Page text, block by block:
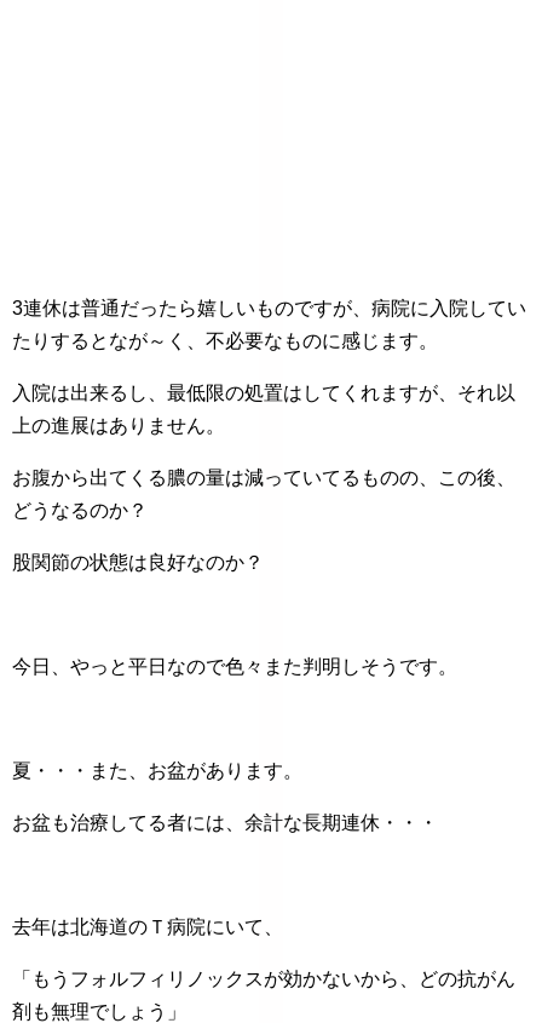
3連休は普通だったら嬉しいものですが、病院に入院してい
たりするとなが～く、不必要なものに感じます。
入院は出来るし、最低限の処置はしてくれますが、それ以
上の進展はありません。
お腹から出てくる膿の量は減っていてるものの、この後、
どうなるのか？
股関節の状態は良好なのか？
今日、やっと平日なので色々また判明しそうです。
夏・・・また、お盆があります。
お盆も治療してる者には、余計な長期連休・・・
去年は北海道のＴ病院にいて、
「もうフォルフィリノックスが効かないから、どの抗がん
剤も無理でしょう」